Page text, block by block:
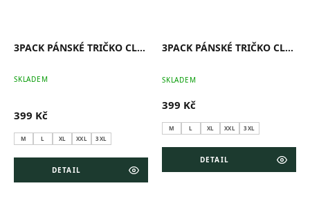
3PACK PÁNSKÉ TRIČKO CLASSIC (ČERNÁ, ŠEDÁ, TMAVĚ MODRÁ)
SKLADEM
399 Kč
M L XL XXL 3XL
DETAIL
3PACK PÁNSKÉ TRIČKO CLASSIC (BÍLÁ, ŠEDÁ, ČERNÁ)
SKLADEM
399 Kč
M L XL XXL 3XL
DETAIL